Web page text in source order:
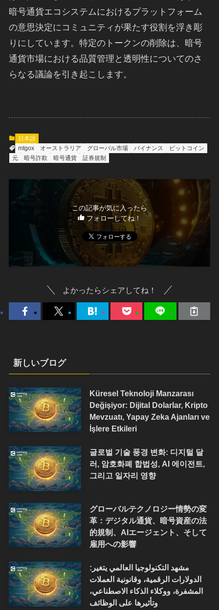
暗号通貨エコシステムにおけるプラットフォーム
の意思決定にコミュニティが果たす役割を浮き彫
りにしています。特定のトークンの削除は、暗号
通貨市場における品質管理と透明性についてのさ
らなる議論を引き起こします。
日本語
mtgox
オーストラリア グローバル市場 バイナンス
ビットコイン
元
暗号詐欺 暗号通貨 証券規制
この記事が気に入ったら
フォローしてね！
よかったらシェアしてね！
新しいブログ
Küresel Teknoloji Manzarası
Değişiyor: Dijital Dolarlar, Kripto
Mevzuatı, Yapay Zeka Ajanları ve
İşlere Etkileri
글로벌 기술 풍경 변화: 디지털 달
러, 암호화폐 합법성, AI 에이전트,
그리고 일자리 영향
グローバルテクノロジー情勢の変
革：デジタル通貨、暗号資産の法
的規制、AIエージェント、そして
雇用への影響
مشهد التكنولوجيا العالمي يتغير:
الدولارات الرقمية، وقانونية العملات
المشفرة، ووكلاء الذكاء الاصطناعي،
وتأثيرها على الوظائف